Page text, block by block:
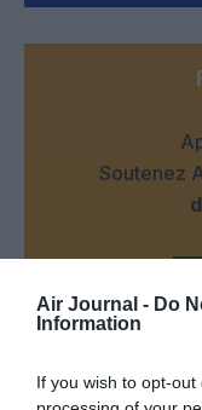
Air Journal - Do
Information
If you wish to opt-
Soutenez